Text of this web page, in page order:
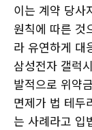
이는 계약 당사
원칙에 따른 것
라 유연하게 대
삼성전자 갤럭
발적으로 위약
면제가 법 테두
는 사례라고 입